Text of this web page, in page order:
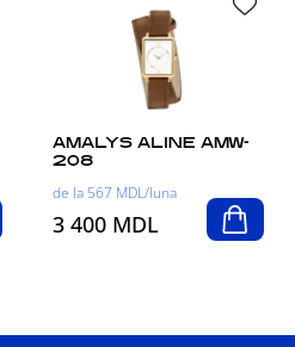
AMALYS ALINE AMW-
208
de la 567 MDL/luna
3 400 MDL